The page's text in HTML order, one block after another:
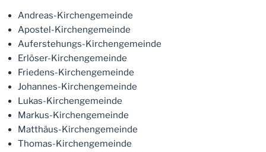
Andreas-Kirchengemeinde
Apostel-Kirchengemeinde
Auferstehungs-Kirchengemeinde
Erlöser-Kirchengemeinde
Friedens-Kirchengemeinde
Johannes-Kirchengemeinde
Lukas-Kirchengemeinde
Markus-Kirchengemeinde
Matthäus-Kirchengemeinde
Thomas-Kirchengemeinde